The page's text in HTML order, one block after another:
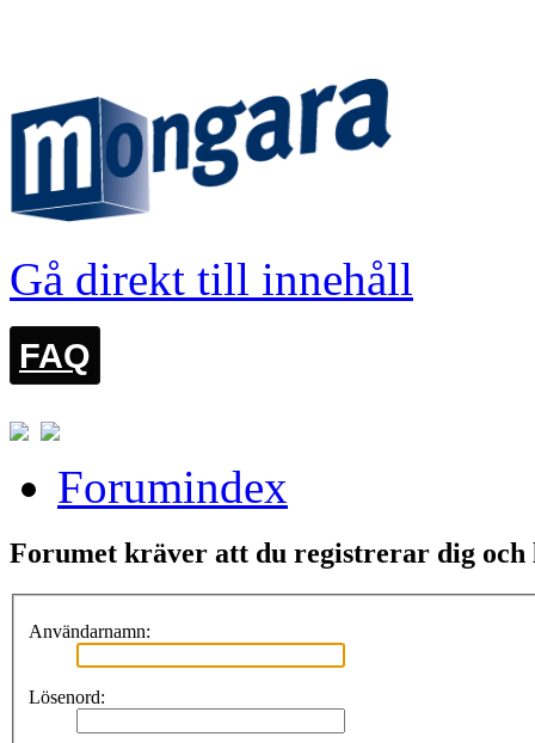
Gå direkt till innehåll
FAQ
Forumindex
Forumet kräver att du registrerar dig
Användarnamn:
Lösenord: